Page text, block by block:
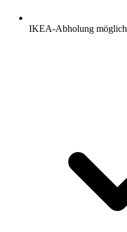
IKEA-Abholung möglich